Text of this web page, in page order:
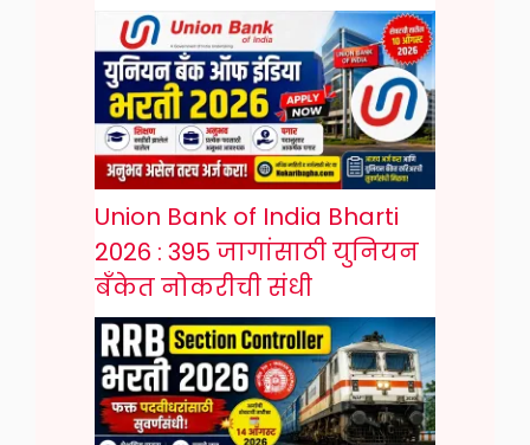
Union Bank of India Bharti
2026 : 395 जागांसाठी युनियन
बँकेत नोकरीची संधी